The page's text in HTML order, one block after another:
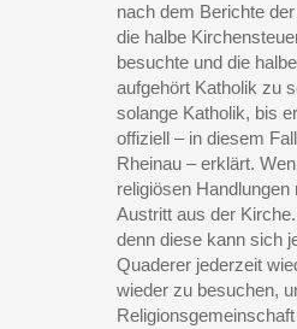
nach dem Berichte
die halbe
besuchte und die
aufgehört Katholik zu
solange Katholik, bis
offiziell – in diesem
Rheinau – erklärt.
religiösen
Austritt aus der
denn diese kann sich
Quaderer jederzeit
wieder zu besuchen,